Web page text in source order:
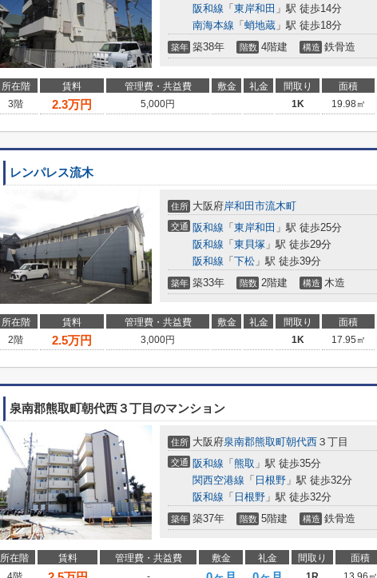
阪和線 「 東岸和田 」駅 徒歩14分
南海本線 「 蛸地蔵 」駅 徒歩18分
築年 築38年 階数 4階建 構造 鉄骨造
所在階 賃料 管理費・共益費 敷金 礼金 間取り 面積
3階
2.3万円 5,000円 1K 19.98㎡
レンパレス流木
住所 大阪府岸和田市流木町
交通 阪和線 「 東岸和田 」駅 徒歩25分
阪和線 「 東貝塚 」駅 徒歩29分
阪和線 「 下松 」駅 徒歩39分
築年 築33年 階数 2階建 構造 木造
所在階 賃料 管理費・共益費 敷金 礼金 間取り 面積
2階
2.5万円 3,000円 1K 17.95㎡
泉南郡熊取町朝代西３丁目のマンション
住所 大阪府泉南郡熊取町朝代西 ３丁目
交通 阪和線 「 熊取 」駅 徒歩35分
関西空港線 「 日根野 」駅 徒歩32分
阪和線 「 日根野 」駅 徒歩32分
築年 築37年 階数 5階建 構造 鉄骨造
所在階 賃料 管理費・共益費 敷金 礼金 間取り 面積